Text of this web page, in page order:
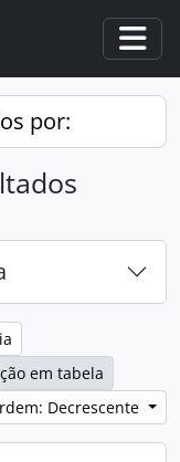
por:
em tabela
Decrescente